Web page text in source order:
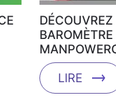
DÉCOUVREZ
LIRE